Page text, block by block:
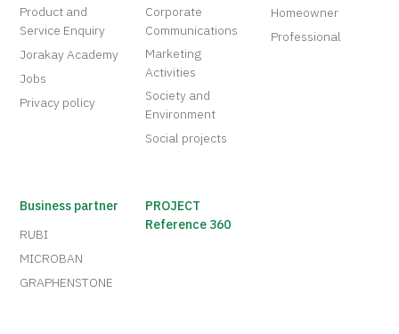
Product and
Service Enquiry
Jorakay Academy
Jobs
Privacy policy
Corporate
Communications
Marketing
Activities
Society and
Environment
Social projects
Homeowner
Professional
Business partner
RUBI
MICROBAN
GRAPHENSTONE
PROJECT
Reference 360